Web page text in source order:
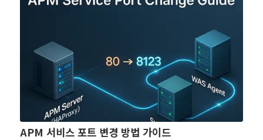
APM 서비스 포트 변경 방법 가이드